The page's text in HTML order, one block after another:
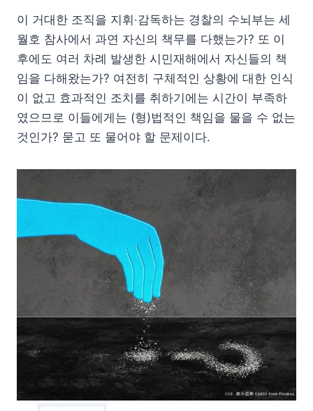
이 거대한 조직을 지휘‧감독하는 경찰의 수뇌부는 세
월호 참사에서 과연 자신의 책무를 다했는가? 또 이
후에도 여러 차례 발생한 시민재해에서 자신들의 책
임을 다해왔는가? 여전히 구체적인 상황에 대한 인식
이 없고 효과적인 조치를 취하기에는 시간이 부족하
였으므로 이들에게는 (형)법적인 책임을 물을 수 없는
것인가? 묻고 또 물어야 할 문제이다.